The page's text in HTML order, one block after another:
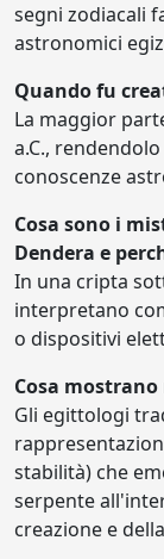
segni zodiacali
astronomici
Quando fu
La maggior
a.C.,
conoscenze
Cosa sono i
Dendera e
In una cripta
interpretano
o dispositivi
Cosa
Gli egittologi
stabilità) che
serpente
creazione e